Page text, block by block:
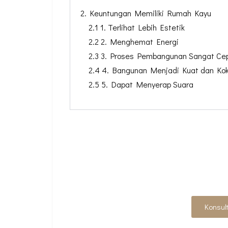
2. Keuntungan Memiliki Rumah Kayu
2.1 1. Terlihat Lebih Estetik
2.2 2. Menghemat Energi
2.3 3. Proses Pembangunan Sangat
2.4 4. Bangunan Menjadi Kuat dan
2.5 5. Dapat Menyerap Suara